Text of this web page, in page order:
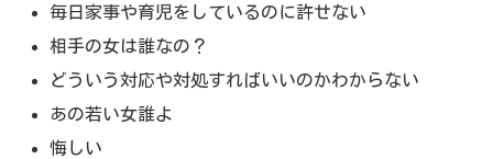
毎日家事や育児をしているのに許せない
相手の女は誰なの？
どういう対応や対処すればいいのかわからない
あの若い女誰よ
悔しい